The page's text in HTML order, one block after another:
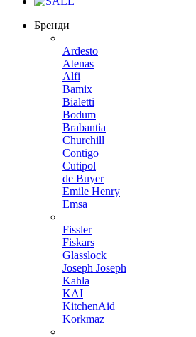
Бренди
Ardesto
Atenas
Alfi
Bamix
Bialetti
Bodum
Brabantia
Churchill
Contigo
Cutipol
de Buyer
Emile Henry
Emsa
Fissler
Fiskars
Glasslock
Joseph Joseph
Kahla
KAI
KitchenAid
Korkmaz